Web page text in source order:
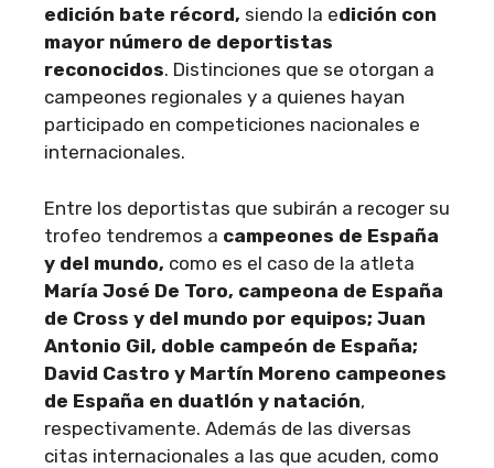
edición bate récord, siendo la edición con
mayor número de deportistas
reconocidos. Distinciones que se otorgan a
campeones regionales y a quienes hayan
participado en competiciones nacionales e
internacionales.
Entre los deportistas que subirán a recoger su
trofeo tendremos a campeones de España
y del mundo, como es el caso de la atleta
María José De Toro, campeona de España
de Cross y del mundo por equipos; Juan
Antonio Gil, doble campeón de España;
David Castro y Martín Moreno campeones
de España en duatlón y natación,
respectivamente. Además de las diversas
citas internacionales a las que acuden, como